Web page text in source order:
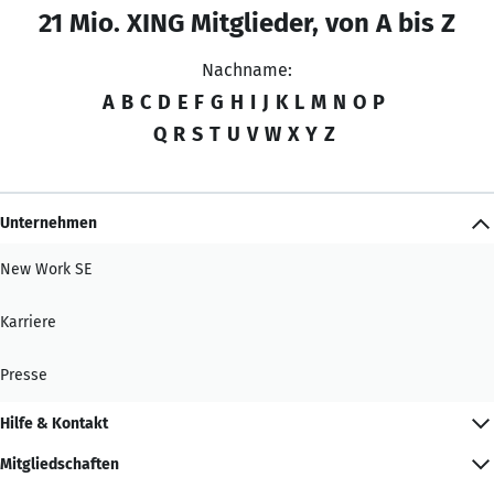
21 Mio. XING Mitglieder, von A bis Z
Nachname:
A B C D E F G H I J K L M N O P
Q R S T U V W X Y Z
Unternehmen
New Work SE
Karriere
Presse
Hilfe & Kontakt
Mitgliedschaften